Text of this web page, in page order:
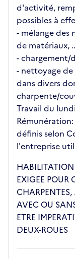
d'activité,
possibles à
- mélange des
de matériaux,
- chargement/
- nettoyage de
dans divers
charpente/
Travail du
définis selon
l'entreprise
EXIGEE POUR
CHARPENTES,
AVEC OU
ETRE
DEUX-ROUES